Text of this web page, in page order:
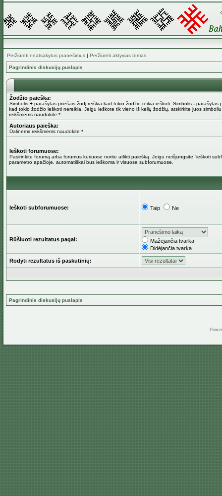
Peržiūrėti neatsakytus pranešimus | Peržiūrėti aktyvias temas
Pagrindinis diskusijų puslapis
Žodžio paieška:
Simbolis + parašytas priešais žodį reiškia kad tokio žodžio reikia ieškoti. Simbolis - parašytas
kad tokio žodžio ieškoti nereikia. Jeigu ieškote tik vieno iš kelių žodžių, atskirkite juos
reikšmėms naudokite *.
Autoriaus paieška:
Dalinėms reikšmėms naudokite *.
Ieškoti forumuose:
Pasirinkite forumą arba forumus kuriuose norite atlikti paiešką. Jeigu neišjungsite “ieškoti
parametro apačioje, automatiškai bus ieškoma ir visuose subforumuose.
Ieškoti subforumuose: Taip Ne
Rūšiuoti rezultatus pagal:
Mažėjančia tvarka
Didėjančia tvarka
Rodyti rezultatus iš paskutinių:
Pagrindinis diskusijų puslapis